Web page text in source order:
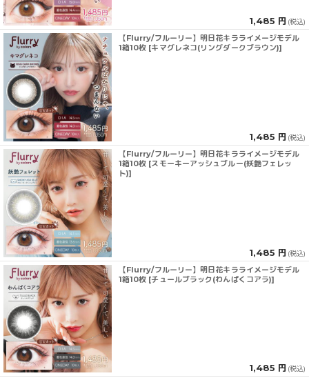
1,485 円 (税込)
【Flurry/フルーリー】明日花キラライメージモデル
1箱10枚 [キマグレネコ(リングダークブラウン)]
1,485 円 (税込)
【Flurry/フルーリー】明日花キラライメージモデル
1箱10枚 [スモーキーアッシュブルー(妖艶フェレッ
ト)]
1,485 円 (税込)
【Flurry/フルーリー】明日花キラライメージモデル
1箱10枚 [チュールブラック(わんぱくコアラ)]
1,485 円 (税込)